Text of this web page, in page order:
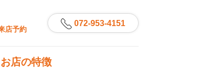
072-953-4151
お店の特徴
店予約